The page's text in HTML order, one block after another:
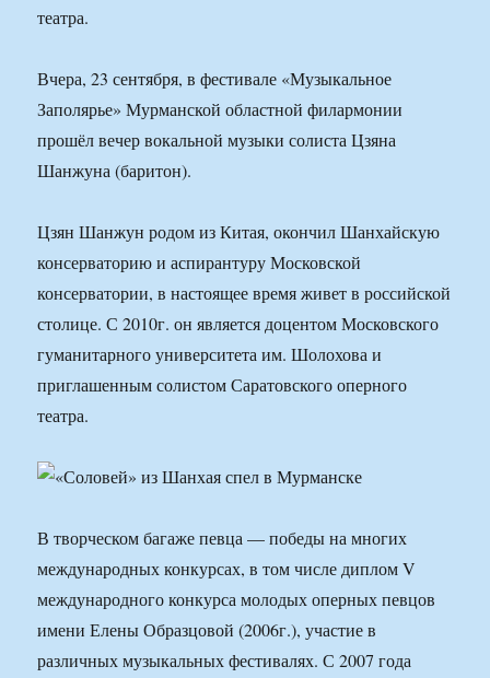
театра.
Вчера, 23 сентября, в фестивале «Музыкальное
Заполярье» Мурманской областной филармонии
прошёл вечер вокальной музыки солиста Цзяна
Шанжуна (баритон).
Цзян Шанжун родом из Китая, окончил Шанхайскую
консерваторию и аспирантуру Московской
консерватории, в настоящее время живет в российской
столице. С 2010г. он является доцентом Московского
гуманитарного университета им. Шолохова и
приглашенным солистом Саратовского оперного
театра.
В творческом багаже певца — победы на многих
международных конкурсах, в том числе диплом V
международного конкурса молодых оперных певцов
имени Елены Образцовой (2006г.), участие в
различных музыкальных фестивалях. С 2007 года